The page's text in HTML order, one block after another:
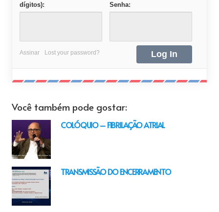
dígitos):
Senha:
Assinar Lost your password?
Você também pode gostar:
COLÓQUIO – FIBRILAÇÃO ATRIAL
TRANSMISSÃO DO ENCERRAMENTO